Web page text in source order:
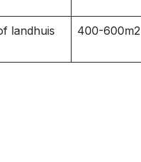
landhuis 400-600m2